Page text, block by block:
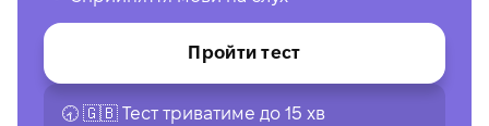
Пройти тест
🕣 🇬🇧 Тест триватиме до 15 хв